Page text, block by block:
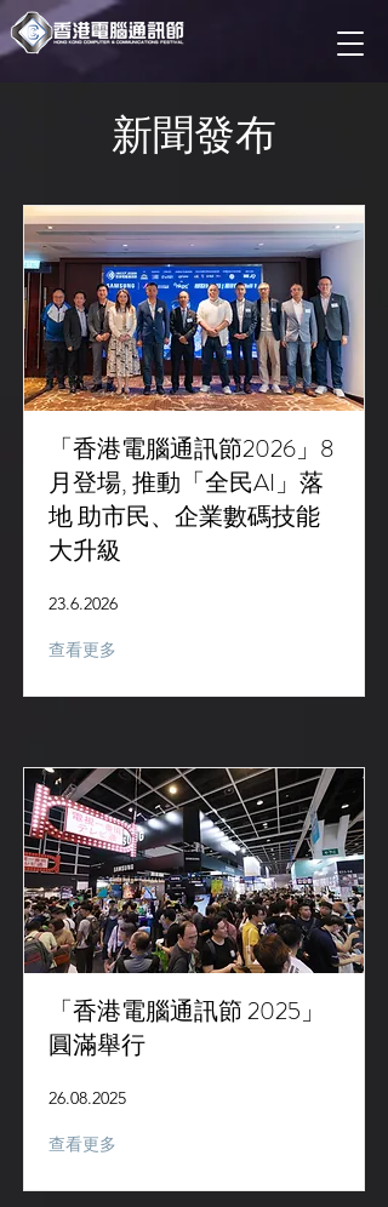
新聞發布
「香港電腦通訊節2026」8
月登場, 推動「全民AI」落
地 助市民、企業數碼技能
大升級
23.6.2026
查看更多
「香港電腦通訊節 2025」
圓滿舉行
26.08.2025
查看更多